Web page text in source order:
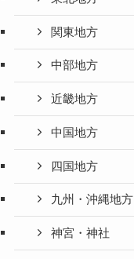
関東地方
中部地方
近畿地方
中国地方
四国地方
九州・沖縄地方
神宮・神社